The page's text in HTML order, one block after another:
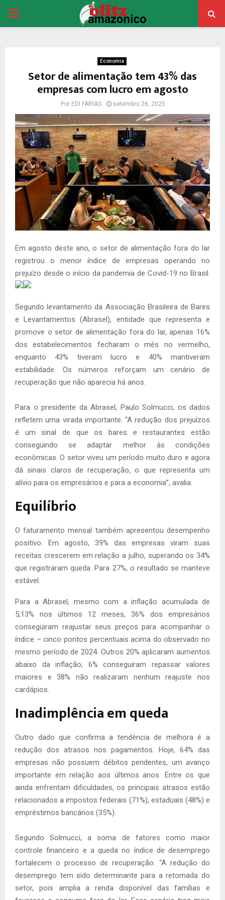
PRIMARY
Economia
Setor de alimentação tem 43% das
empresas com lucro em agosto
Por EDI FARIAS setembro 26, 2025
Em agosto deste ano, o setor de alimentação fora do lar
registrou o menor índice de empresas operando no
prejuízo desde o início da pandemia de Covid-19 no Brasil.
Segundo levantamento da Associação Brasileira de Bares
e Levantamentos (Abrasel), entidade que representa e
promove o setor de alimentação fora do lar, apenas 16%
dos estabelecimentos fecharam o mês no vermelho,
enquanto 43% tiveram lucro e 40% mantiveram
estabilidade. Os números reforçam um cenário de
recuperação que não aparecia há anos.
Para o presidente da Abrasel, Paulo Solmucci, os dados
refletem uma virada importante. “A redução dos prejuízos
é um sinal de que os bares e restaurantes estão
conseguindo se adaptar melhor às condições
econômicas. O setor viveu um período muito duro e agora
dá sinais claros de recuperação, o que representa um
alívio para os empresários e para a economia”, avalia.
Equilíbrio
O faturamento mensal também apresentou desempenho
positivo. Em agosto, 39% das empresas viram suas
receitas crescerem em relação a julho, superando os 34%
que registraram queda. Para 27%, o resultado se manteve
estável.
Para a Abrasel, mesmo com a inflação acumulada de
5,13% nos últimos 12 meses, 36% dos empresários
conseguiram reajustar seus preços para acompanhar o
índice – cinco pontos percentuais acima do observado no
mesmo período de 2024. Outros 20% aplicaram aumentos
abaixo da inflação, 6% conseguiram repassar valores
maiores e 38% não realizaram nenhum reajuste nos
cardápios.
Inadimplência em queda
Outro dado que confirma a tendência de melhora é a
redução dos atrasos nos pagamentos. Hoje, 64% das
empresas não possuem débitos pendentes, um avanço
importante em relação aos últimos anos. Entre os que
ainda enfrentam dificuldades, os principais atrasos estão
relacionados a impostos federais (71%), estaduais (48%) e
empréstimos bancários (35%).
Segundo Solmucci, a soma de fatores como maior
controle financeiro e a queda no índice de desemprego
fortalecem o processo de recuperação. “A redução do
desemprego tem sido determinante para a retomada do
setor, pois amplia a renda disponível das famílias e